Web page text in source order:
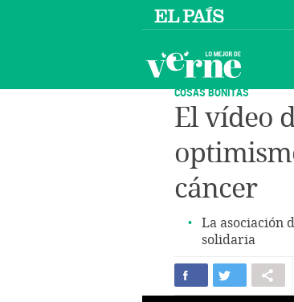
COSAS BONITAS
El vídeo
cáncer
La asociación
solidaria